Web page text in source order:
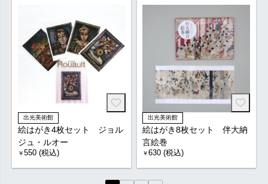
出光美術館
絵はがき4枚セット ジョル
ジュ・ルオー
￥550 (税込)
出光美術館
絵はがき8枚セット 伴大納
言絵巻
￥630 (税込)